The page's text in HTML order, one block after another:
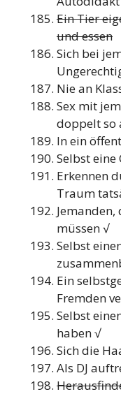
Ein Tier
und essen
Sich bei
Nie an
Sex mit
doppelt so
In ein
Selbst
Erkennen
Traum
müssen √
Selbst
Ein
Fremden
Selbst
haben √
Sich die
Als DJ